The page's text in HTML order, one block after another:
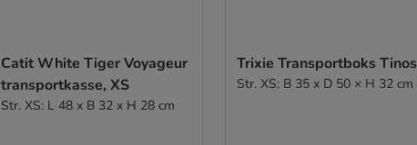
Catit White Tiger Voyageur
transportkasse, XS
Str. XS: L 48 x B 32 x H 28 cm
Trixie Transportboks Tinos
Str. XS: B 35 x D 50 × H 32 cm